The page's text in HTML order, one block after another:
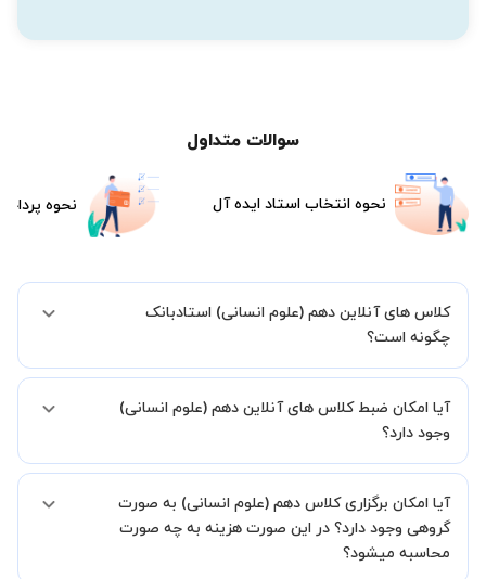
سوالات متداول
نحوه انتخاب استاد ایده آل نحوه
کلاس های آنلاین دهم (علوم انسانی) استادبانک
چگونه است؟
شما میدهیم که استاد شما پیش از جلسه تمامی موارد لازم برای برگزاری
یک کلاس آنلاین با کیفیت و مفید را به شما توضیح خواهند داد.
آیا امکان ضبط کلاس های آنلاین دهم (علوم انسانی)
وجود دارد؟
کنید.
آیا امکان برگزاری کلاس دهم (علوم انسانی) به صورت
گروهی وجود دارد؟ در این صورت هزینه به چه صورت
محاسبه میشود؟